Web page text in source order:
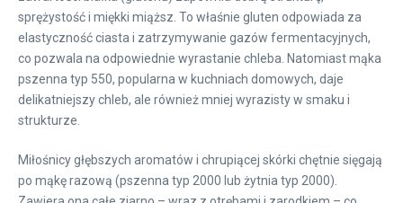
sprężystość i miękki miąższ. To właśnie gluten odpowiada za
elastyczność ciasta i zatrzymywanie gazów fermentacyjnych,
co pozwala na odpowiednie wyrastanie chleba. Natomiast mąka
pszenna typ 550, popularna w kuchniach domowych, daje
delikatniejszy chleb, ale również mniej wyrazisty w smaku i
strukturze.
Miłośnicy głębszych aromatów i chrupiącej skórki chętnie sięgają
po mąkę razową (pszenna typ 2000 lub żytnia typ 2000).